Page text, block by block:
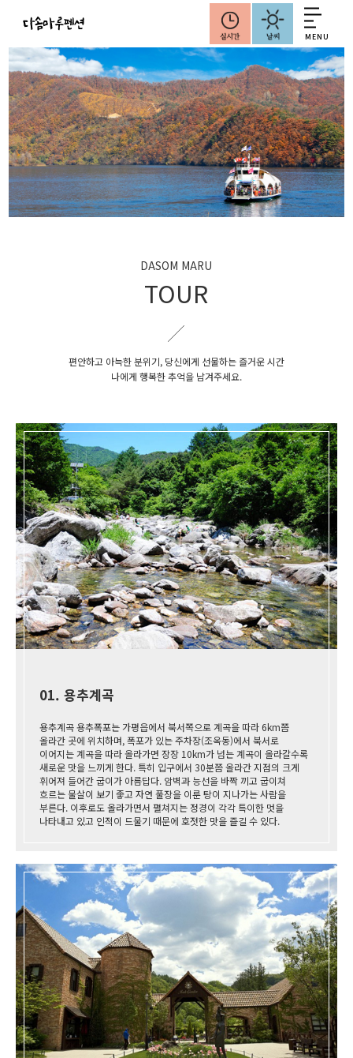
MENU
DASOM MARU
TOUR
편안하고 아늑한 분위기, 당신에게 선물하는 즐거운 시간
나에게 행복한 추억을 남겨주세요.
01. 용추계곡
용추계곡 용추폭포는 가평읍에서 북서쪽으로 계곡을 따라 6km쯤
올라간 곳에 위치하며, 폭포가 있는 주차장(조옥동)에서 북서로
이어지는 계곡을 따라 올라가면 장장 10km가 넘는 계곡이 올라갈수록
새로운 맛을 느끼게 한다. 특히 입구에서 30분쯤 올라간 지점의 크게
휘어져 들어간 굽이가 아름답다. 암벽과 능선을 바짝 끼고 굽이쳐
흐르는 물살이 보기 좋고 자연 풀장을 이룬 탕이 지나가는 사람을
부른다. 이후로도 올라가면서 펼쳐지는 정경이 각각 특이한 멋을
나타내고 있고 인적이 드물기 때문에 호젓한 맛을 즐길 수 있다.